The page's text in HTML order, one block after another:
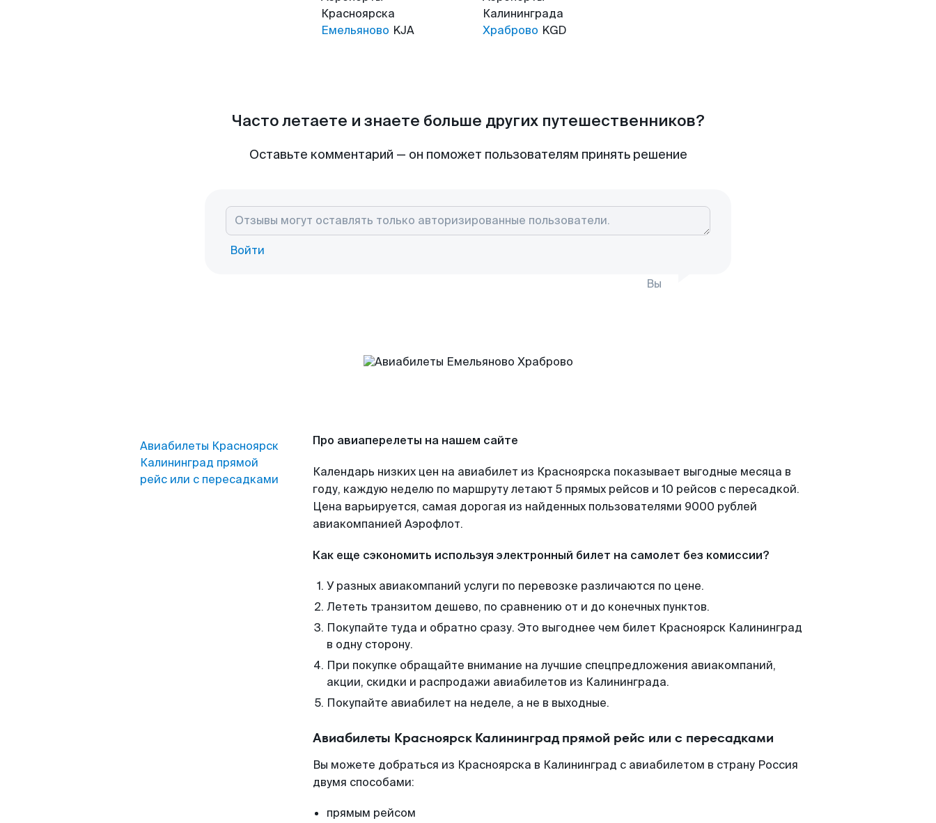
Красноярска
Емельяново KJA
Калининграда
Храброво KGD
Часто летаете и знаете больше других путешественников?
Оставьте комментарий — он поможет пользователям принять решение
Войти
Вы
Авиабилеты Красноярск
Калининград прямой
рейс или с пересадками
Про авиаперелеты на нашем сайте
Календарь низких цен на авиабилет из Красноярска показывает выгодные месяца в
году, каждую неделю по маршруту летают 5 прямых рейсов и 10 рейсов с пересадкой.
Цена варьируется, самая дорогая из найденных пользователями 9000 рублей
авиакомпанией Аэрофлот.
Как еще сэкономить используя электронный билет на самолет без комиссии?
У разных авиакомпаний услуги по перевозке различаются по цене.
Лететь транзитом дешево, по сравнению от и до конечных пунктов.
Покупайте туда и обратно сразу. Это выгоднее чем билет Красноярск Калининград
в одну сторону.
При покупке обращайте внимание на лучшие спецпредложения авиакомпаний,
акции, скидки и распродажи авиабилетов из Калининграда.
Покупайте авиабилет на неделе, а не в выходные.
Авиабилеты Красноярск Калининград прямой рейс или с пересадками
Вы можете добраться из Красноярска в Калининград с авиабилетом в страну Россия
двумя способами:
прямым рейсом